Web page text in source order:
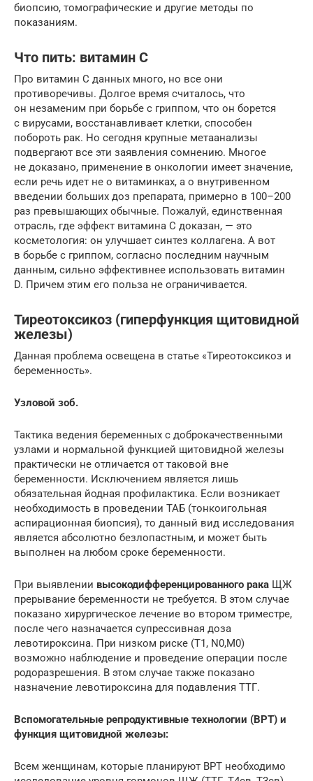
биопсию, томографические и другие методы по
показаниям.
Что пить: витамин С
Про витамин С данных много, но все они
противоречивы. Долгое время считалось, что
он незаменим при борьбе с гриппом, что он борется
с вирусами, восстанавливает клетки, способен
побороть рак. Но сегодня крупные метаанализы
подвергают все эти заявления сомнению. Многое
не доказано, применение в онкологии имеет значение,
если речь идет не о витаминках, а о внутривенном
введении больших доз препарата, примерно в 100–200
раз превышающих обычные. Пожалуй, единственная
отрасль, где эффект витамина C доказан, — это
косметология: он улучшает синтез коллагена. А вот
в борьбе с гриппом, согласно последним научным
данным, сильно эффективнее использовать витамин
D. Причем этим его польза не ограничивается.
Тиреотоксикоз (гиперфункция щитовидной
железы)
Данная проблема освещена в статье «Тиреотоксикоз и
беременность».
Узловой зоб.
Тактика ведения беременных с доброкачественными
узлами и нормальной функцией щитовидной железы
практически не отличается от таковой вне
беременности. Исключением является лишь
обязательная йодная профилактика. Если возникает
необходимость в проведении ТАБ (тонкоигольная
аспирационная биопсия), то данный вид исследования
является абсолютно безлопастным, и может быть
выполнен на любом сроке беременности.
При выявлении высокодифференцированного рака ЩЖ
прерывание беременности не требуется. В этом случае
показано хирургическое лечение во втором триместре,
после чего назначается супрессивная доза
левотироксина. При низком риске (Т1, N0,M0)
возможно наблюдение и проведение операции после
родоразрешения. В этом случае также показано
назначение левотироксина для подавления ТТГ.
Вспомогательные репродуктивные технологии (ВРТ) и
функция щитовидной железы:
Всем женщинам, которые планируют ВРТ необходимо